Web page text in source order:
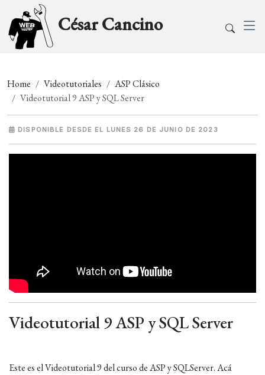
César Cancino
Home Videotutoriales
ASP Clásico
Videotutorial 9 ASP y SQL Server
DISPONIBLE DESDE EL LUNES 26 DE JUNIO DE 2023
Videotutorial 9 ASP y SQL Server
Este es el Videotutorial 9 del curso de ASP y SQLServer. Acá